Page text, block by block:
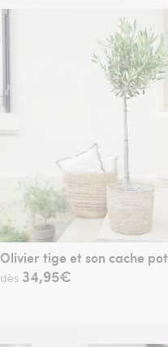
Olivier tige et son cache pot
dès 34,95€